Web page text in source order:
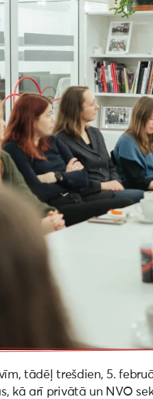
tādēļ trešdien, 5.
kā arī privātā un NVO